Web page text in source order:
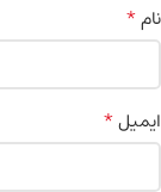
نام*
ایمیل*